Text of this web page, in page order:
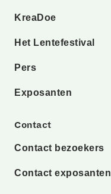
KreaDoe
Het Lentefestival
Pers
Exposanten
Contact
Contact bezoekers
Contact exposanten